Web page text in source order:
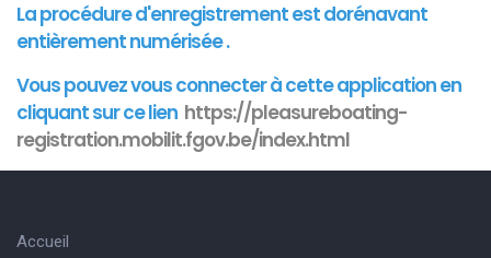
La procédure d'enregistrement est dorénavant
entièrement numérisée .
Vous pouvez vous connecter à cetteapplicationen
cliquant sur ce lien https://pleasureboating-
registration.mobilit.fgov.be/index.html
Accueil